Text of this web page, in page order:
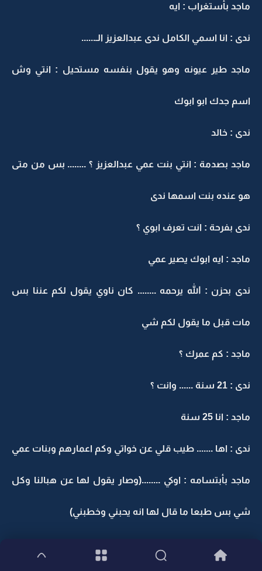
ماجد بأستغراب : ايه
ندى : انا اسمي الكامل ندى عبدالعزيز الـ......
ماجد طير عيونه وهو يقول بنفسه مستحيل : انتي وش
اسم جدك ابو ابوك
ندى : خالد
ماجد بصدمة : انتي بنت عمي عبدالعزيز ؟ ........ بس من متى
هو عنده بنت اسمها ندى
ندى بفرحة : انت تعرف ابوي ؟
ماجد : ايه ابوك يصير عمي
ندى بحزن : الله يرحمه ........ كان ناوي يقول لكم عننا بس
مات قبل ما يقول لكم شي
ماجد : كم عمرك ؟
ندى : 21 سنة ...... وانت ؟
ماجد : انا 25 سنة
ندى : اها ....... طيب قلي عن خواتي وكم اعمارهم وبنات عمي
ماجد بأبتسامه : اوكي ........(وصار يقول لها عن هبالنا وكل
شي بس طبعا ما قال لها انه يحبني وخطبني)